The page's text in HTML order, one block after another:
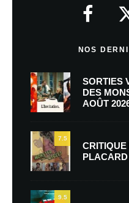
NOS
SORTIES
DES
AOÛT
7.5
PLACARD
9.5